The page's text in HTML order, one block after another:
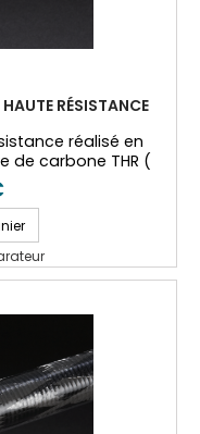
RÉSISTANCE
réalisé en
de carbone THR (